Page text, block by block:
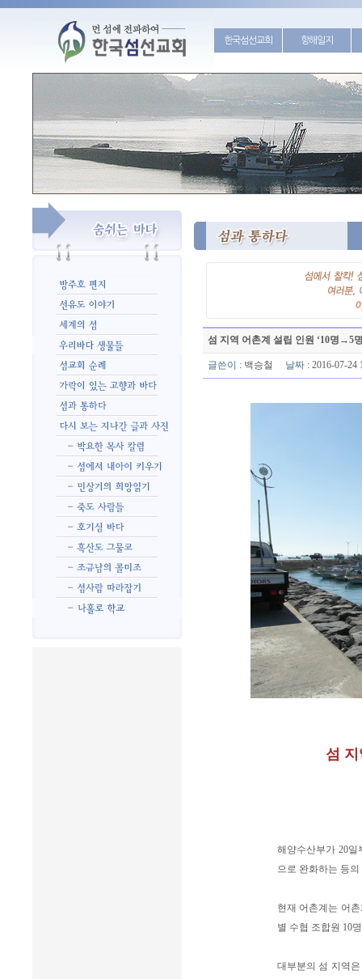
한국섬선교회 항해일지
섬 지역 어촌계 설립 인원 ‘10명→5
글쓴이 : 백승철 날짜: 2016-07-
섬
해양수산부가 20일
으로 완화하는 등
현재 어촌계는 어
별 수협 조합원 10
대부분의 섬 지역